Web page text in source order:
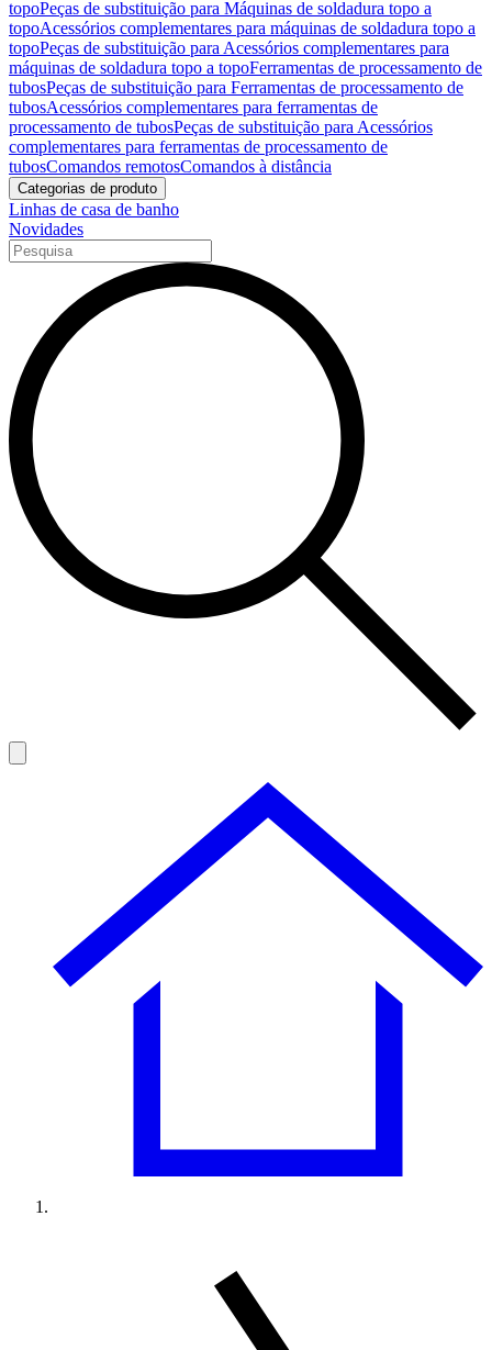
topoPeças de substituição para Máquinas de soldadura topo a
topoAcessórios complementares para máquinas de soldadura topo a
topoPeças de substituição para Acessórios complementares para
máquinas de soldadura topo a topoFerramentas de processamento de
tubosPeças de substituição para Ferramentas de processamento de
tubosAcessórios complementares para ferramentas de
processamento de tubosPeças de substituição para Acessórios
complementares para ferramentas de processamento de
tubosComandos remotosComandos à distância
Categorias de produto
Linhas de casa de banho
Novidades